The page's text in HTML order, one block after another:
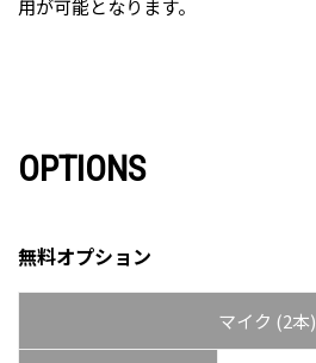
⽤が可能となります。
OPTIONS
無料オプション
マイク (2本)